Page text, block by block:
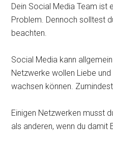
Dein Social Media Team ist
Problem. Dennoch solltest
beachten.
Social Media kann
Netzwerke wollen Liebe
wachsen können.
Einigen Netzwerken musst
als anderen, wenn du damit